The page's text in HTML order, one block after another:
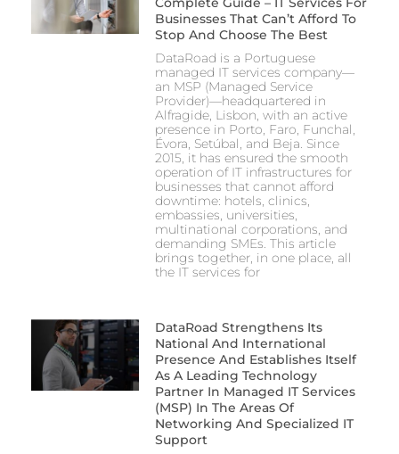
Businesses That Can’t Afford To
Stop And Choose The Best
DataRoad is a Portuguese
managed IT services company—
an MSP (Managed Service
Provider)—headquartered in
Alfragide, Lisbon, with an active
presence in Porto, Faro, Funchal,
Évora, Setúbal, and Beja. Since
2015, it has ensured the smooth
operation of IT infrastructures for
businesses that cannot afford
downtime: hotels, clinics,
embassies, universities,
multinational corporations, and
demanding SMEs. This article
brings together, in one place, all
the IT services for
DataRoad Strengthens Its
National And International
Presence And Establishes Itself
As A Leading Technology
Partner In Managed IT Services
(MSP) In The Areas Of
Networking And Specialized IT
Support